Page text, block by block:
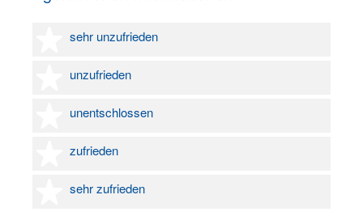
sehr unzufrieden
1 Stern
unzufrieden
2 Sterne
unentschlossen
3 Sterne
zufrieden
4 Sterne
sehr zufrieden
5 Sterne